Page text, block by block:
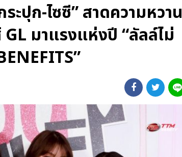
ะปุก-ไซซี” สาดความหวาน
มาแรงแห่งปี “ลัลล์ไม่